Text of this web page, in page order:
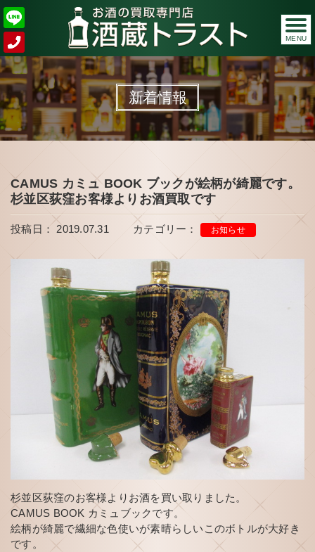
MENU
新着情報
CAMUS カミュ BOOK ブックが絵柄が綺麗です。
杉並区荻窪お客様よりお酒買取です
投稿日： 2019.07.31 カテゴリー： お知らせ
杉並区荻窪のお客様よりお酒を買い取りました。
CAMUS BOOK カミュブックです。
絵柄が綺麗で繊細な色使いが素晴らしいこのボトルが大好き
です。